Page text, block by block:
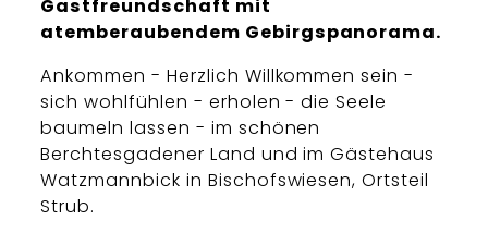
Gastfreundschaft mit
atemberaubendem Gebirgspanorama.
Ankommen - Herzlich Willkommen sein -
sich wohlfühlen - erholen - die Seele
baumeln lassen - im schönen
Berchtesgadener Land und im Gästehaus
Watzmannbick in Bischofswiesen, Ortsteil
Strub.